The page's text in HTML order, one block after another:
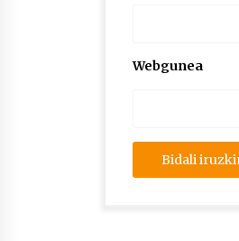
Webgunea